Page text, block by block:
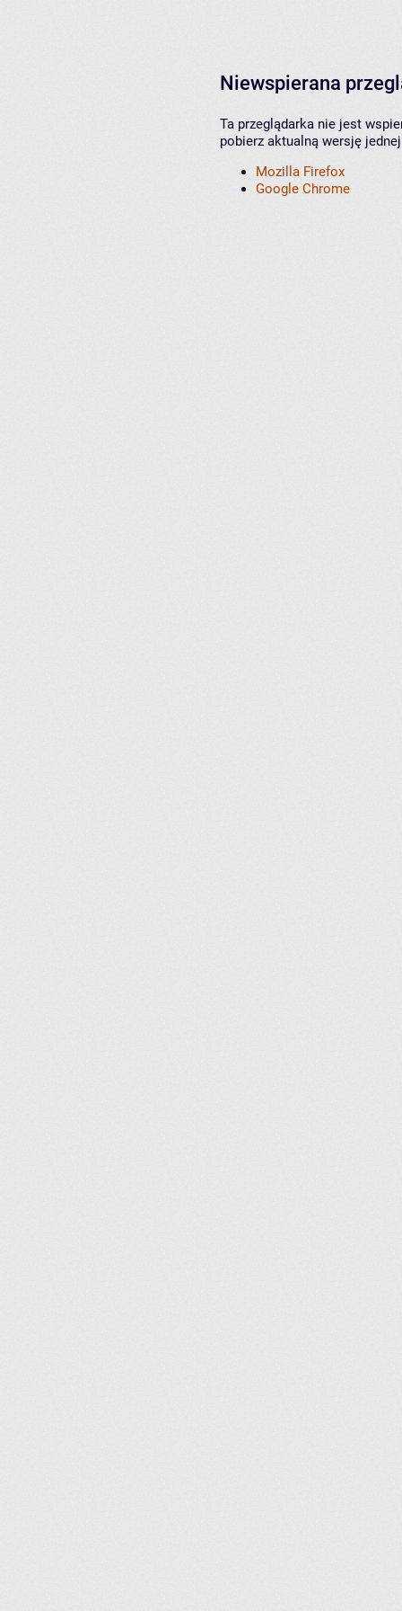
Niewspierana
Ta przeglądarka nie jest
pobierz aktualną wersję
Mozilla Firefox
Google Chrome